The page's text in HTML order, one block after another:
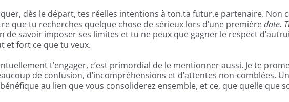
dès le départ, tes réelles intentions à ton.ta futur.e partenaire. Non
que tu recherches quelque chose de sérieux lors d’une premièredate.
de savoir imposer ses limites et tu ne peux que gagner le respect
et fort ce que tu veux.
t’engager, c’est primordial de le mentionner aussi. Je te
de confusion, d’incompréhensions et d’attentes non-comblées.
au lien que vous consoliderez ensemble, et ce, que quelle que